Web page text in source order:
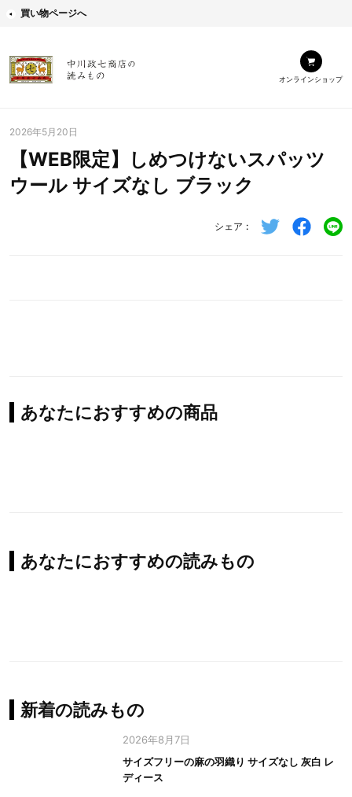
買い物ページへ
オンラインショップ
2026年5月20日
【WEB限定】しめつけないスパッツ
ウール サイズなし ブラック
シェア
あなたにおすすめの商品
あなたにおすすめの読みもの
新着の読みもの
2026年8月7日
サイズフリーの麻の羽織り サイズなし 灰白 レ
ディース